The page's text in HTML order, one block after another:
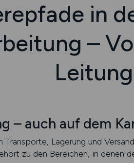
in
–
Leitung
– auch auf dem
Lagerung und
zu den Bereichen, in denen